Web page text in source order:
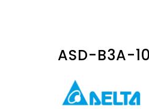
ASD-B3A-